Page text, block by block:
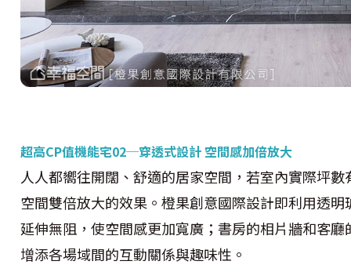
超高CP值機能宅02─穿透式設計 空間感加倍放大
人人都嚮往開闊、舒適的居家空間，若室內實際坪
空間雙倍放大的效果。橙果創意國際設計即利用透
延伸無阻，使空間感更加寬廣；書房的相片牆和客
增添各場域間的互動關係與趣味性。